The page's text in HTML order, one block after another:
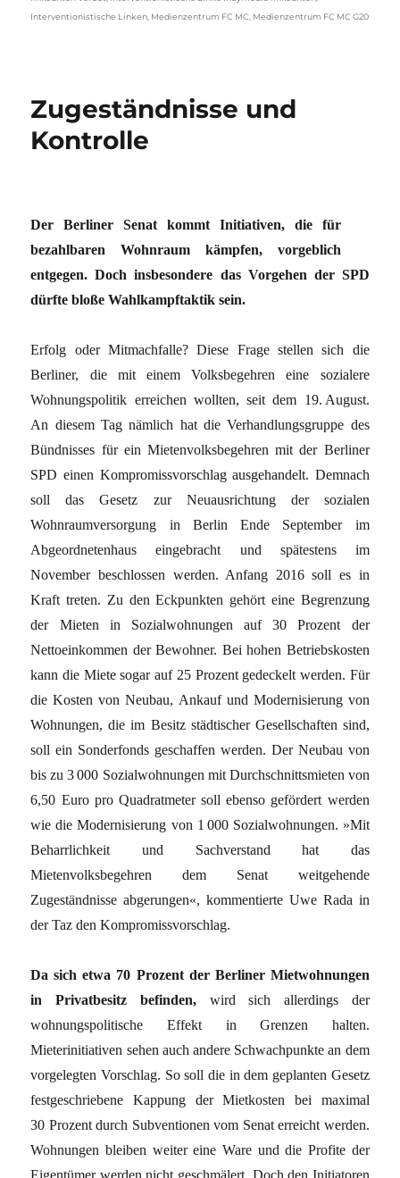
Interventionistische Linken Medienzentrum FC MC Medienzentrum FC MC G20
Zugeständnisse und
Kontrolle
Der Berliner Senat kommt Initiativen, die für
bezahlbaren Wohnraum kämpfen, vorgeblich
entgegen. Doch insbesondere das Vorgehen der SPD
dürfte bloße Wahlkampftaktik sein.
Erfolg oder Mitmachfalle? Diese Frage stellen sich die
Berliner, die mit einem Volksbegehren eine sozialere
Wohnungspolitik erreichen wollten, seit dem 19. August.
An diesem Tag nämlich hat die Verhandlungsgruppe des
Bündnisses für ein Mietenvolksbegehren mit der Berliner
SPD einen Kompromissvorschlag ausgehandelt. Demnach
soll das Gesetz zur Neuausrichtung der sozialen
Wohnraumversorgung in Berlin Ende September im
Abgeordnetenhaus eingebracht und spätestens im
November beschlossen werden. Anfang 2016 soll es in
Kraft treten. Zu den Eckpunkten gehört eine Begrenzung
der Mieten in Sozialwohnungen auf 30 Prozent der
Nettoeinkommen der Bewohner. Bei hohen Betriebskosten
kann die Miete sogar auf 25 Prozent gedeckelt werden. Für
die Kosten von Neubau, Ankauf und Modernisierung von
Wohnungen, die im Besitz städtischer Gesellschaften sind,
soll ein Sonderfonds geschaffen werden. Der Neubau von
bis zu 3 000 Sozialwohnungen mit Durchschnittsmieten von
6,50 Euro pro Quadratmeter soll ebenso gefördert werden
wie die Modernisierung von 1 000 Sozialwohnungen. »Mit
Beharrlichkeit und Sachverstand hat das
Mietenvolksbegehren dem Senat weitgehende
Zugeständnisse abgerungen«, kommentierte Uwe Rada in
der Taz den Kompromissvorschlag.
Da sich etwa 70 Prozent der Berliner Mietwohnungen
in Privatbesitz befinden,wird sich allerdings der
wohnungspolitische Effekt in Grenzen halten.
Mieterinitiativen sehen auch andere Schwachpunkte an dem
vorgelegten Vorschlag. So soll die in dem geplanten Gesetz
festgeschriebene Kappung der Mietkosten bei maximal
30 Prozent durch Subventionen vom Senat erreicht werden.
Wohnungen bleiben weiter eine Ware und die Profite der
Eigentümer werden nicht geschmälert. Doch den Initiatoren